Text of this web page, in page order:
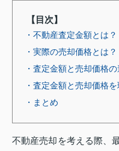
【目次】
・不動産査定金額とは？
・実際の売却価格とは？
・査定金額と売却価格
・査定金額と売却価格
・まとめ
不動産売却を考える際、